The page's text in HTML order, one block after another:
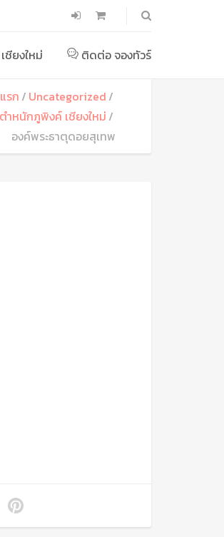
ชียงใหม่ ติดต่อ จองทัวร์
รก
Uncategorized
ำหนักภูพิงค์ เชียงใหม่
องค์พระธาตุดอยสุเทพ